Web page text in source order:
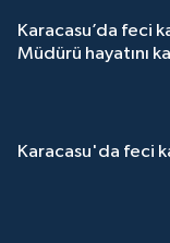
Karacasu’da feci
Müdürü hayatını
Karacasu'da feci